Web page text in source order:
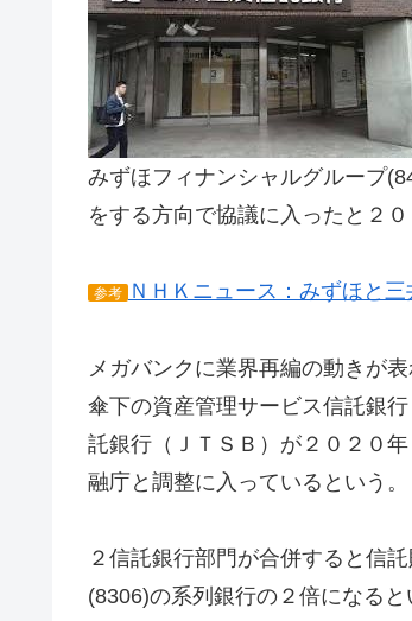
みずほフィナンシャルグループ
をする方向で協議に入ったと２
参考 ＮＨＫニュース：みずほと
メガバンクに業界再編の動きが
傘下の資産管理サービス信託銀
託銀行（ＪＴＳＢ）が２０２０
融庁と調整に入っているという。
２信託銀行部門が合併すると信
(8306)の系列銀行の２倍になる